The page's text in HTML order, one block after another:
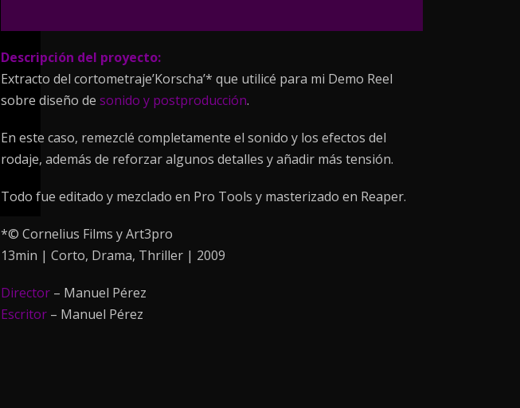
Descripción del proyecto:
Extracto del cortometraje’Korscha’* que utilicé para mi Demo Reel
sobre diseño de sonido y postproducción.
En este caso, remezclé completamente el sonido y los efectos del
rodaje, además de reforzar algunos detalles y añadir más tensión.
Todo fue editado y mezclado en Pro Tools y masterizado en Reaper.
*© Cornelius Films y Art3pro
13min | Corto, Drama, Thriller | 2009
Director – Manuel Pérez
Escritor – Manuel Pérez